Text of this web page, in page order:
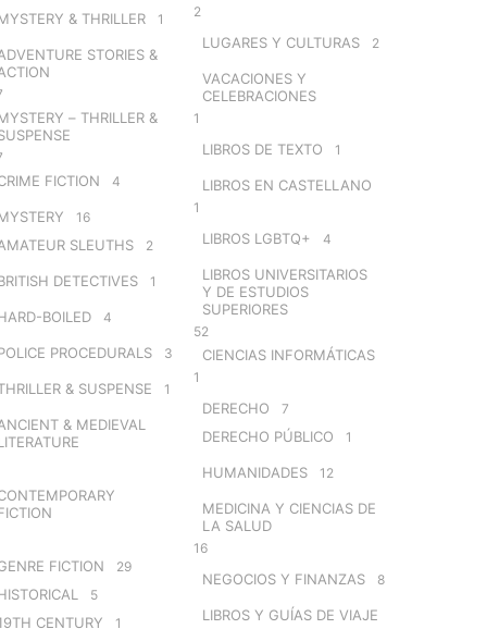
& THRILLER 1
STORIES &
– THRILLER &
FICTION 4
16
SLEUTHS 2
DETECTIVES 1
BOILED 4
PROCEDURALS 3
& SUSPENSE 1
& MEDIEVAL
FICTION 29
5
CENTURY 1
2
LUGARES Y CULTURAS 2
VACACIONES Y
CELEBRACIONES
1
LIBROS DE TEXTO 1
LIBROS EN CASTELLANO
1
LIBROS LGBTQ+ 4
LIBROS UNIVERSITARIOS
Y DE ESTUDIOS
SUPERIORES
52
CIENCIAS INFORMÁTICAS
1
DERECHO 7
DERECHO PÚBLICO 1
HUMANIDADES 12
MEDICINA Y CIENCIAS DE
LA SALUD
16
NEGOCIOS Y FINANZAS 8
LIBROS Y GUÍAS DE VIAJE